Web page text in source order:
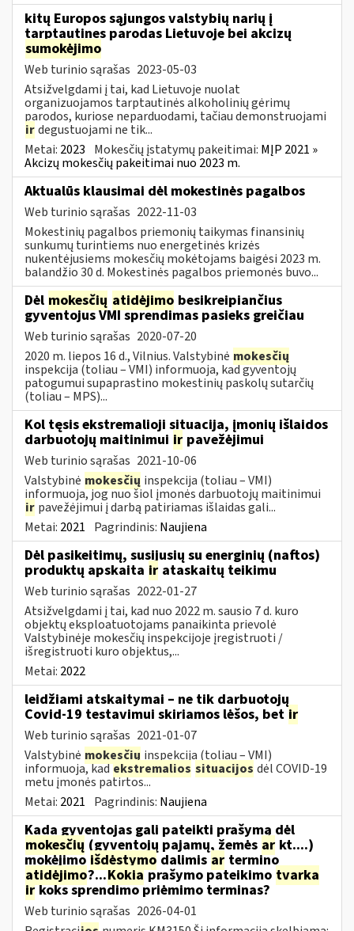
kitų Europos sąjungos valstybių narių į
tarptautines parodas Lietuvoje bei akcizų
sumokėjimo
Web turinio sąrašas 2023-05-03
Atsižvelgdami į tai, kad Lietuvoje nuolat
organizuojamos tarptautinės alkoholinių gėrimų
parodos, kuriose neparduodami, tačiau demonstruojami
irdegustuojami ne tik...
Metai: 2023 Mokesčių įstatymų pakeitimai: MĮP 2021 »
Akcizų mokesčių pakeitimai nuo 2023 m.
Aktualūs klausimai dėl mokestinės pagalbos
Web turinio sąrašas 2022-11-03
Mokestinių pagalbos priemonių taikymas finansinių
sunkumų turintiems nuo energetinės krizės
nukentėjusiems mokesčių mokėtojams baigėsi 2023 m.
balandžio 30 d. Mokestinės pagalbos priemonės buvo...
Dėl mokesčių atidėjimo besikreipiančius
gyventojus VMI sprendimas pasieks greičiau
Web turinio sąrašas 2020-07-20
2020 m. liepos 16 d., Vilnius. Valstybinė mokesčių
inspekcija (toliau – VMI) informuoja, kad gyventojų
patogumui supaprastino mokestinių paskolų sutarčių
(toliau – MPS)...
Kol tęsis ekstremalioji situacija, įmonių išlaidos
darbuotojų maitinimui ir pavežėjimui
Web turinio sąrašas 2021-10-06
Valstybinė mokesčių inspekcija (toliau – VMI)
informuoja, jog nuo šiol įmonės darbuotojų maitinimui
ir pavežėjimui į darbą patiriamas išlaidas gali...
Metai: 2021 Pagrindinis: Naujiena
Dėl pasikeitimų, susijusių su energinių (naftos)
produktų apskaita ir ataskaitų teikimu
Web turinio sąrašas 2022-01-27
Atsižvelgdami į tai, kad nuo 2022 m. sausio 7 d. kuro
objektų eksploatuotojams panaikinta prievolė
Valstybinėje mokesčių inspekcijoje įregistruoti /
išregistruoti kuro objektus,...
Metai: 2022
leidžiami atskaitymai – ne tik darbuotojų
Covid-19 testavimui skiriamos lėšos, bet ir
Web turinio sąrašas 2021-01-07
Valstybinė mokesčių inspekcija (toliau – VMI)
informuoja, kadekstremalios situacijos dėl COVID-19
metu įmonės patirtos...
Metai: 2021 Pagrindinis: Naujiena
Kada gyventojas gali pateikti prašymą dėl
mokesčių (gyventojų pajamų, žemės ar kt....)
mokėjimo išdėstymo dalimis ar termino
atidėjimo?...Kokiaprašymo pateikimo tvarka
irkoks sprendimo priėmimo terminas?
Web turinio sąrašas 2026-04-01